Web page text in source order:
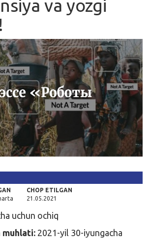
va yozgi
CHOP ETILGAN
21.05.2021
uchun ochiq
muhlati: 2021-yil 30-iyungacha